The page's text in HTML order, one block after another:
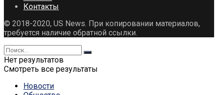
Контакты
© 2018-2020, US News. При копировании материалов,
требуется наличие обратной ссылки.
Нет результатов
Смотреть все результаты
Новости